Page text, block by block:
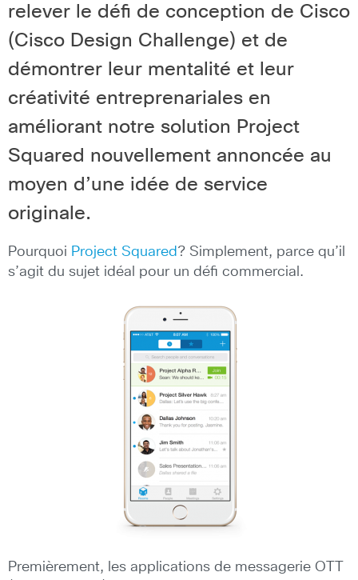
relever le défi de conception de Cisco
(Cisco Design Challenge) et de
démontrer leur mentalité et leur
créativité entreprenariales en
améliorant notre solution Project
Squared nouvellement annoncée au
moyen d’une idée de service
originale.
Pourquoi Project Squared ? Simplement, parce qu’il
s’agit du sujet idéal pour un défi commercial.
Premièrement, les applications de messagerie OTT